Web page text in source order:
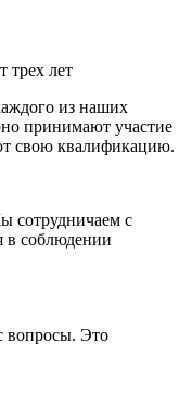
трех лет
из наших
принимают участие
свою квалификацию.
сотрудничаем с
в соблюдении
вопросы. Это